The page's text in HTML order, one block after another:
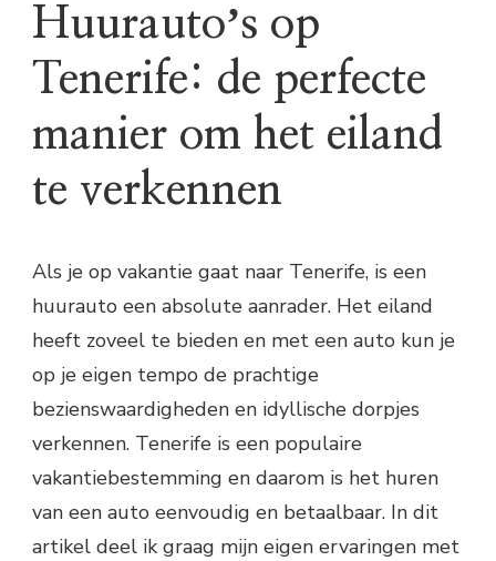
Huurautoʼs op
Tenerife: de perfecte
manier om het eiland
te verkennen
Als je op vakantie gaat naar Tenerife, is een
huurauto een absolute aanrader. Het eiland
heeft zoveel te bieden en met een auto kun je
op je eigen tempo de prachtige
bezienswaardigheden en idyllische dorpjes
verkennen. Tenerife is een populaire
vakantiebestemming en daarom is het huren
van een auto eenvoudig en betaalbaar. In dit
artikel deel ik graag mijn eigen ervaringen met